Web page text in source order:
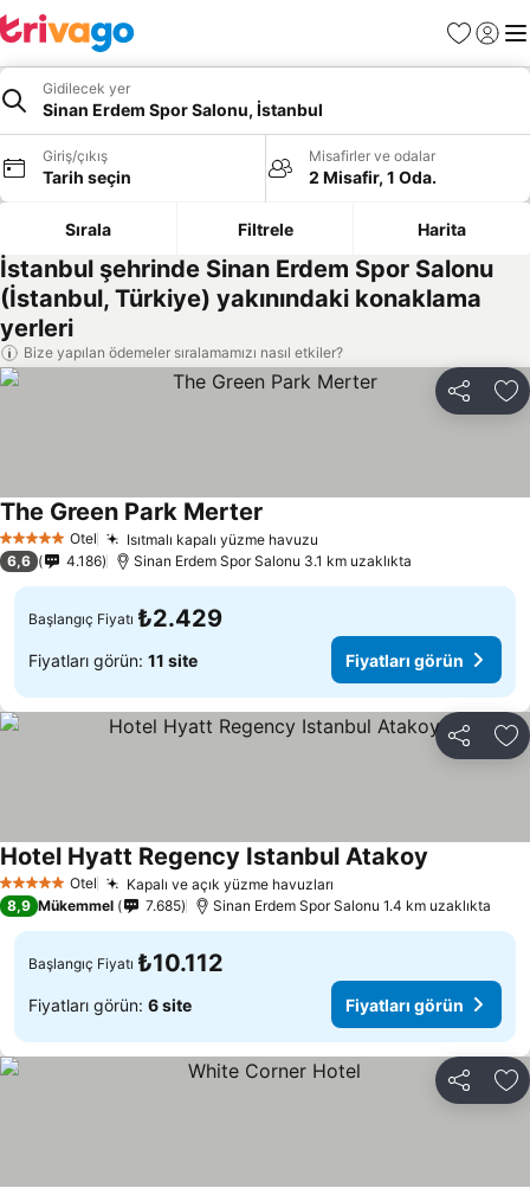
Favoriler
Giriş
Gidilecek yer
Sinan Erdem Spor Salonu, İstanbul
Giriş/çıkış
Tarih seçin
Misafirler ve odalar
2 Misafir, 1 Oda.
Sırala Filtrele Harita
İstanbul şehrinde Sinan Erdem Spor Salonu
(İstanbul, Türkiye) yakınındaki konaklama
yerleri
Bize yapılan ödemeler sıralamamızı nasıl etkiler?
Paylaş
5 Yıldız Otel Isıtmalı kapalı yüzme havuzu
The Green Park Merter
6,6 4.186 Sinan Erdem Spor Salonu 3.1 km uzaklıkta
Başlangıç Fiyatı ₺2.429
Fiyatları görün: 11 site Fiyatları görün
Paylaş
5 Yıldız Otel Kapalı ve açık yüzme havuzları
Hotel Hyatt Regency Istanbul Atakoy
8,9 Mükemmel 7.685 Sinan Erdem Spor Salonu 1.4 km uzaklıkta
Başlangıç Fiyatı ₺10.112
Fiyatları görün: 6 site Fiyatları görün
Paylaş